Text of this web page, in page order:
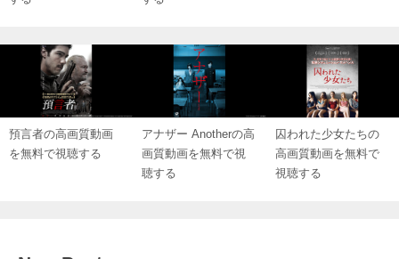
預言者の高画質動画
を無料で視聴する
アナザー Anotherの高
画質動画を無料で視
聴する
囚われた少女たちの
高画質動画を無料で
視聴する